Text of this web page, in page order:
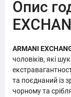
Опис
ARMANI
чоловіків, які
та поєднаний із
чорному та